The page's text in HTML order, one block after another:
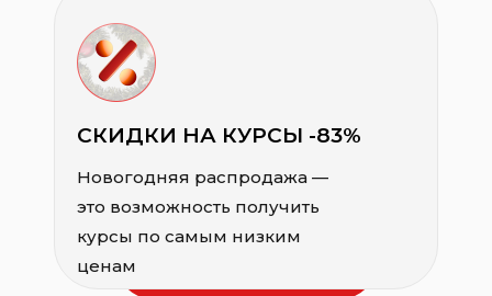
СКИДКИ НА КУРСЫ -83%
Новогодняя распродажа —
это возможность получить
курсы по самым низким
ценам